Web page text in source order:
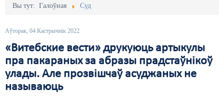
Вы тут: Галоўная Суд
Аўторак, 04 Кастрычнік 2022
«Витебские вести» друкуюць артыкулы
пра пакараных за абразы прадстаўнікоў
улады. Але прозвішчаў асуджаных не
называюць
Адміністрацыйны перасьлед
Безбар'ернае асяродзьдзе
Выбары
Грамадзянскія ініцыятывы
Выданьні
Кантакт
Пра нас
RSS